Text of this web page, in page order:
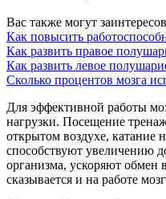
Вас также могут
Как повысить
Как развить правое
Как развить левое
Сколько процентов мозга
Для эффективной работы
нагрузки. Посещение
открытом воздухе, катание
способствуют увеличению
организма, ускоряют обмен
сказывается и на работе